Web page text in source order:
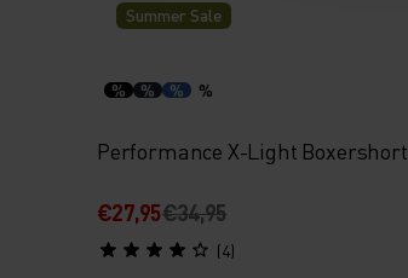
Summer Sale
% % % %
Performance X-Light
€27,95€34,95
(4)